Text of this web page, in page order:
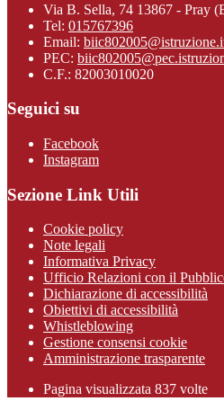
Via B. Sella, 74 13867 - Pray
Tel: 015767396
Email:
PEC:
C.F.: 82003010020
Seguici su
Facebook
Instagram
Sezione Link Utili
Cookie policy
Note legali
Informativa Privacy
Ufficio Relazioni con il
Dichiarazione di accessibilità
Obiettivi di accessibilità
Whistleblowing
Gestione consensi cookie
Amministrazione trasparente
Pagina visualizzata 837 volte